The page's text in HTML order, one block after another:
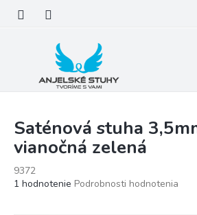
obsah
Saténová stuha
vianočná zelená
9372
Priemerné
1 hodnotenie Podrobnosti hodnotenia